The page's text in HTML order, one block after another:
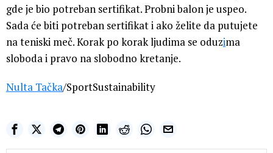
gde je bio potreban sertifikat. Probni balon je uspeo.
Sada će biti potreban sertifikat i ako želite da putujete
na teniski meč. Korak po korak ljudima se oduzima
sloboda i pravo na slobodno kretanje.
Nulta Tačka/SportSustainability